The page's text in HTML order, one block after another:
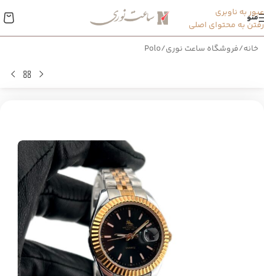
عبور به ناوبری
رفتن به محتوای اصلی
منو
خانه/فروشگاه ساعت نوری/
Polo